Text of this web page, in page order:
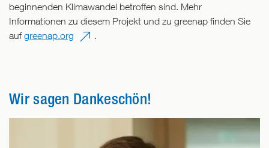
beginnenden Klimawandel betroffen sind. Mehr
Informationen zu diesem Projekt und zu greenap finden Sie
aufgreenap.org .
Wir sagen Dankeschön!